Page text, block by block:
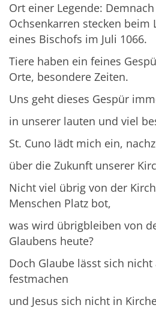
Ort einer Legende:
Ochsenkarren stecken beim
eines Bischofs im Juli 1066.
Tiere haben ein feines
Orte, besondere Zeiten.
Uns geht dieses Gespür
in unserer lauten und viel
St. Cuno lädt mich ein,
über die Zukunft unserer
Nicht viel übrig von der
Menschen Platz bot,
was wird übrigbleiben von
Glaubens heute?
Doch Glaube lässt sich nicht
festmachen
und Jesus sich nicht in